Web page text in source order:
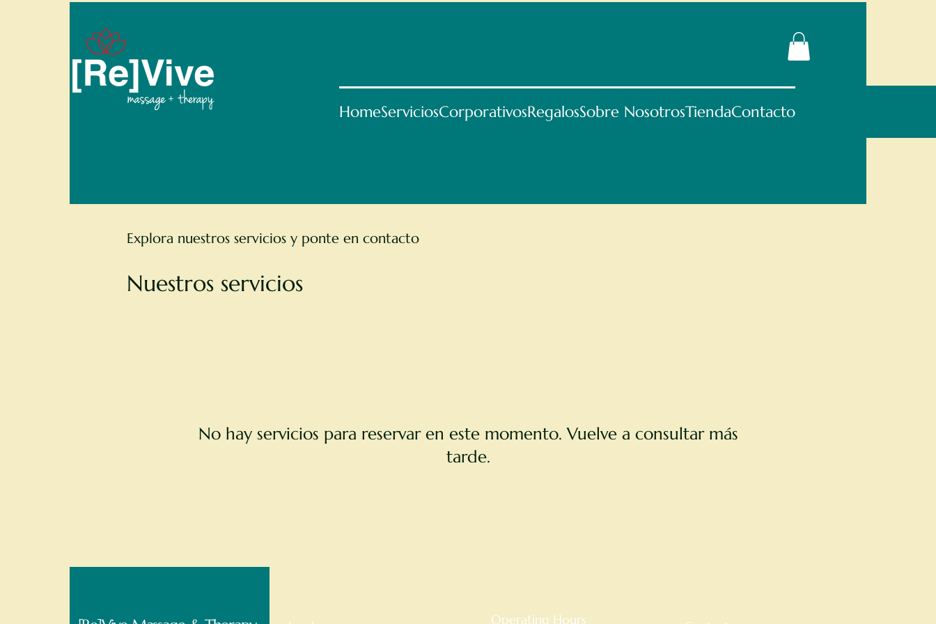
HomeServiciosCorporativosRegalosSobre NosotrosTiendaContacto
Explora nuestros servicios y ponte en contacto
Nuestros servicios
No hay servicios para reservar en este momento. Vuelve a consultar más
tarde.
Operating Hours